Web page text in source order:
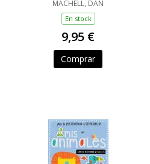
MACHELL, DAN
En stock
9,95 €
Comprar